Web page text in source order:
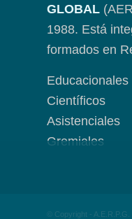
GLOBAL
1988. Está
formados en
Educacionales
Científicos
Asistenciales
Gremiales
© Copyright - A.E.R.P.G.